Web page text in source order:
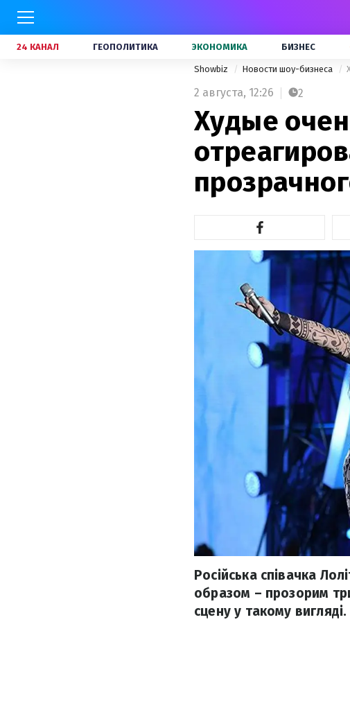
24 КАНАЛ ГЕОПОЛИТИКА ЭКОНОМИКА БИЗНЕС
Showbiz Новости шоу-бизнеса
2 августа, 12:26 2
Худые
Російська співачка
образом – прозорим
сцену у такому вигляді.